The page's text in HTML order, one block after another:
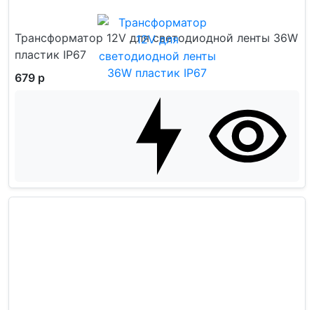
Трансформатор 12V для светодиодной ленты 36W
пластик IP67
679 р